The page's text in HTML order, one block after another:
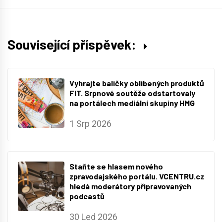
Související příspěvek:
Vyhrajte balíčky oblíbených produktů
FIT. Srpnové soutěže odstartovaly
na portálech mediální skupiny HMG
1 Srp 2026
Staňte se hlasem nového
zpravodajského portálu. VCENTRU.cz
hledá moderátory připravovaných
podcastů
30 Led 2026